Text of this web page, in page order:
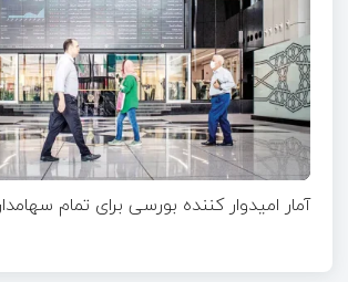
آمار امیدوار کننده بورسی برای تمام سهامداران (۴